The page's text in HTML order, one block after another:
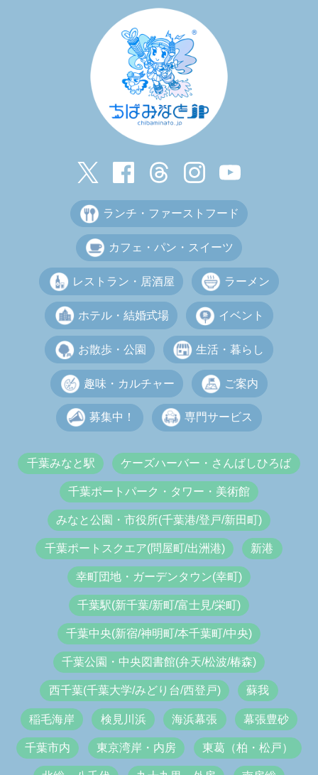
ランチ・ファーストフード
カフェ・パン・スイーツ
レストラン・居酒屋 ラーメン
ホテル・結婚式場 イベント
お散歩・公園 生活・暮らし
趣味・カルチャー ご案内
募集中！ 専門サービス
千葉みなと駅 ケーズハーバー・さんばしひろば
千葉ポートパーク・タワー・美術館
みなと公園・市役所(千葉港/登戸/新田町)
千葉ポートスクエア(問屋町/出洲港) 新港
幸町団地・ガーデンタウン(幸町)
千葉駅(新千葉/新町/富士見/栄町)
千葉中央(新宿/神明町/本千葉町/中央)
千葉公園・中央図書館(弁天/松波/椿森)
西千葉(千葉大学/みどり台/西登戸) 蘇我
稲毛海岸 検見川浜 海浜幕張 幕張豊砂
千葉市内 東京湾岸・内房 東葛（柏・松戸）